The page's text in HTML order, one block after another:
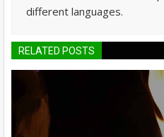
different languages.
RELATED POSTS